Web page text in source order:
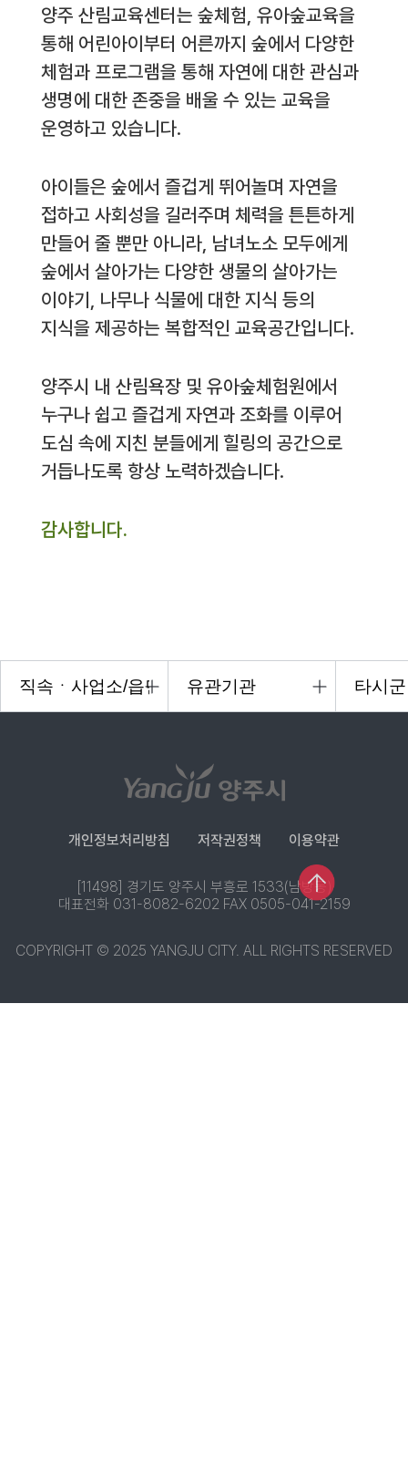
양주 산림교육센터는 숲체험, 유아숲교육을
통해 어린아이부터 어른까지 숲에서 다양한
체험과 프로그램을 통해 자연에 대한 관심과
생명에 대한 존중을 배울 수 있는 교육을
운영하고 있습니다.
아이들은 숲에서 즐겁게 뛰어놀며 자연을
접하고 사회성을 길러주며 체력을 튼튼하게
만들어 줄 뿐만 아니라, 남녀노소 모두에게
숲에서 살아가는 다양한 생물의 살아가는
이야기, 나무나 식물에 대한 지식 등의
지식을 제공하는 복합적인 교육공간입니다.
양주시 내 산림욕장 및 유아숲체험원에서
누구나 쉽고 즐겁게 자연과 조화를 이루어
도심 속에 지친 분들에게 힐링의 공간으로
거듭나도록 항상 노력하겠습니다.
감사합니다.
개인정보처리방침 저작권정책 이용약관
[11498] 경기도 양주시 부흥로 1533(남방동)
대표전화 031-8082-6202 FAX 0505-041-2159
COPYRIGHT © 2025 YANGJU CITY. ALL RIGHTS RESERVED